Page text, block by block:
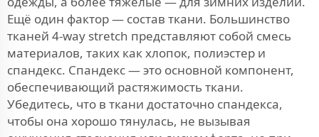
Ещё один фактор — состав ткани. Большинство
тканей 4-way stretch представляют собой смесь
материалов, таких как хлопок, полиэстер и
спандекс. Спандекс — это основной компонент,
обеспечивающий растяжимость ткани.
Убедитесь, что в ткани достаточно спандекса,
чтобы она хорошо тянулась, не вызывая